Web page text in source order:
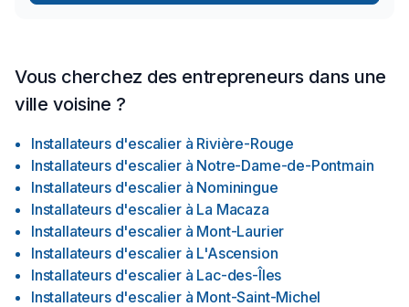
Vous cherchez des entrepreneurs dans une
ville voisine ?
Installateurs d'escalier à Rivière-Rouge
Installateurs d'escalier à Notre-Dame-de-Pontmain
Installateurs d'escalier à Nominingue
Installateurs d'escalier à La Macaza
Installateurs d'escalier à Mont-Laurier
Installateurs d'escalier à L'Ascension
Installateurs d'escalier à Lac-des-Îles
Installateurs d'escalier à Mont-Saint-Michel